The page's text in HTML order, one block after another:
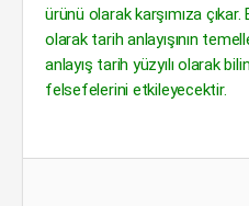
ürünü olarak karşımıza
olarak tarih anlayışının
anlayış tarih yüzyılı olarak
felsefelerini etkileyecektir.